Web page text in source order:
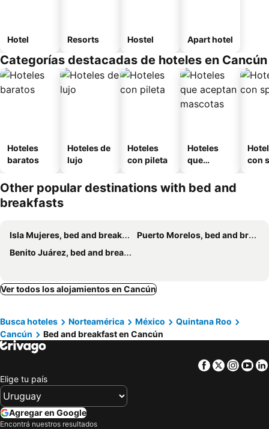
Hotel Resorts Hostel Apart hotel
Categorías destacadas de hoteles en Cancún
Hoteles
baratos
Hoteles de
lujo
Hoteles
con pileta
Hoteles
que
mascotas
con
Other popular destinations with bed and
breakfasts
Isla Mujeres, bed and breakfasts
Puerto Morelos, bed and breakfasts
Benito Juárez, bed and breakfasts
Ver todos los alojamientos en Cancún
Busca hoteles Norteamérica México
Quintana Roo
Cancún
Bed and breakfast en Cancún
Facebook
Twitter
Elige tu país
Agregar en Google
Encontrá nuestros resultados